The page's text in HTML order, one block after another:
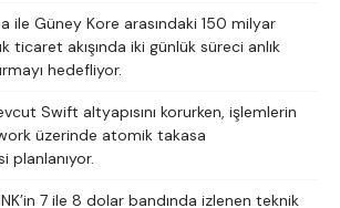
ile Güney Kore arasındaki 150 milyar
ticaret akışında iki günlük süreci anlık
hedefliyor.
Swift altyapısını korurken, işlemlerin
üzerinde atomik takasa
planlanıyor.
7 ile 8 dolar bandında izlenen teknik